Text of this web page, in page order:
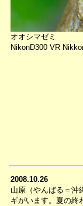
オオシマゼミ
NikonD300 VR
2008.10.26
山原（やんばる＝沖
ギがいます。夏の終